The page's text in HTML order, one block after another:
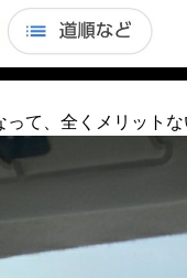
って、全くメリット